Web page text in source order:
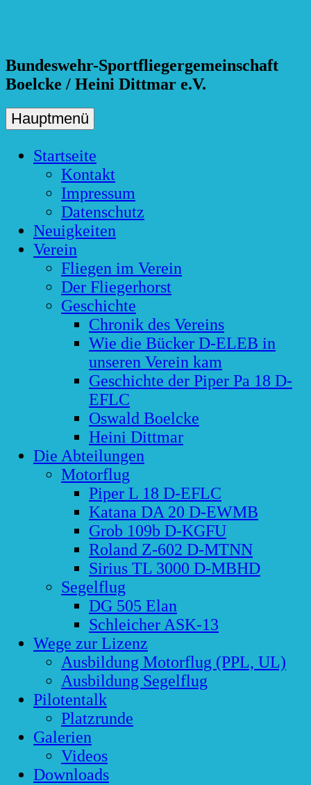
Bundeswehr-Sportfliegergemeinschaft
Boelcke / Heini Dittmar e.V.
Hauptmenü
Startseite
Kontakt
Impressum
Datenschutz
Neuigkeiten
Verein
Fliegen im Verein
Der Fliegerhorst
Geschichte
Chronik des Vereins
Wie die Bücker D-ELEB in
unseren Verein kam
Geschichte der Piper Pa 18 D-
EFLC
Oswald Boelcke
Heini Dittmar
Die Abteilungen
Motorflug
Piper L 18 D-EFLC
Katana DA 20 D-EWMB
Grob 109b D-KGFU
Roland Z-602 D-MTNN
Sirius TL 3000 D-MBHD
Segelflug
DG 505 Elan
Schleicher ASK-13
Wege zur Lizenz
Ausbildung Motorflug (PPL, UL)
Ausbildung Segelflug
Pilotentalk
Platzrunde
Galerien
Videos
Downloads